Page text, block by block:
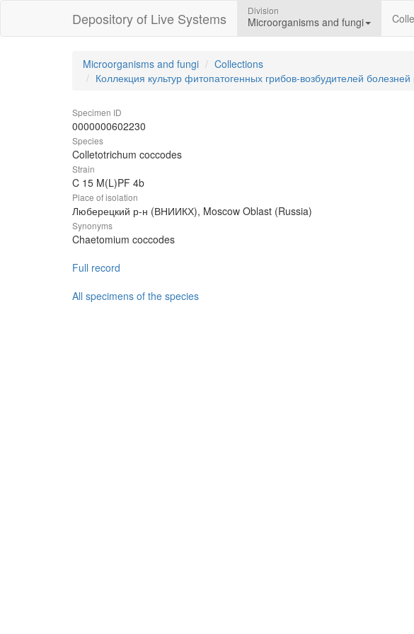
Depository of Live Systems Division
Microorganisms and fungi
Microorganisms and fungi
Collections
Коллекция культур фитопатогенных грибов-возбудителей
Specimen ID
0000000602230
Species
Colletotrichum coccodes
Strain
C 15 M(L)PF 4b
Place of isolation
Люберецкий р-н (ВНИИКХ), Moscow Oblast (Russia)
Synonyms
Chaetomium coccodes
Full record
All specimens of the species